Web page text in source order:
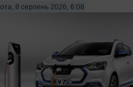
8 серпень 2026, 6:08